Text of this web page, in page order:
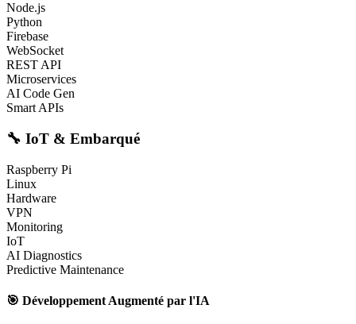
Node.js
Python
Firebase
WebSocket
REST API
Microservices
AI Code Gen
Smart APIs
🔧 IoT & Embarqué
Raspberry Pi
Linux
Hardware
VPN
Monitoring
IoT
AI Diagnostics
Predictive Maintenance
🎯 Développement Augmenté par l'IA